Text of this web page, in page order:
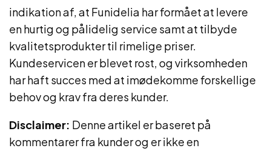
indikation af, at Funidelia har formået at levere
en hurtig og pålidelig service samt at tilbyde
kvalitetsprodukter til rimelige priser.
Kundeservicen er blevet rost, og virksomheden
har haft succes med at imødekomme forskellige
behov og krav fra deres kunder.
Disclaimer: Denne artikel er baseret på
kommentarer fra kunder og er ikke en